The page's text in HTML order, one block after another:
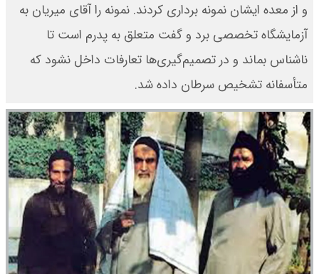
و از معده ایشان نمونه برداری کردند. نمونه را آقای میریان به
آزمایشگاه تخصصی برد و گفت متعلق به پدرم است تا
ناشناس بماند و در تصمیم‌گیری‌ها تعارفات داخل نشود که
متأسفانه تشخیص سرطان داده شد.